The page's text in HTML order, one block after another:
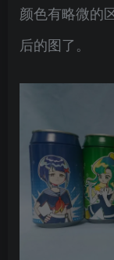
颜色有略微的
后的图了。